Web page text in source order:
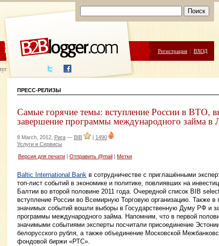
ЦЕНЫ ПОМОЩЬ Регистрация | ВХОД
написания
ПРЕСС-РЕЛИЗЫ
Самые горячие темы: вступление России в ВТО,
завершение программы международного займа в
8 March, 2012, Рига — BIB | 1490
Услуги и Сервисы
Версия для печати Отправить @mail Метки
Baltic International Bank в сотрудничестве с приглашёнными
топ-лист событий в экономике и политике, повлиявших на
Балтии во второй половине 2011 года. Очередной список BIB
вступление России во Всемирную Торговую организацию. Также в
значимых событий вошли выборы в Государственную Думу РФ и
программы международного займа. Напомним, что в первой
значимыми событиями эксперты посчитали присоединение
белорусского рубля, а также объединение Московской
фондовой биржи «РТС».